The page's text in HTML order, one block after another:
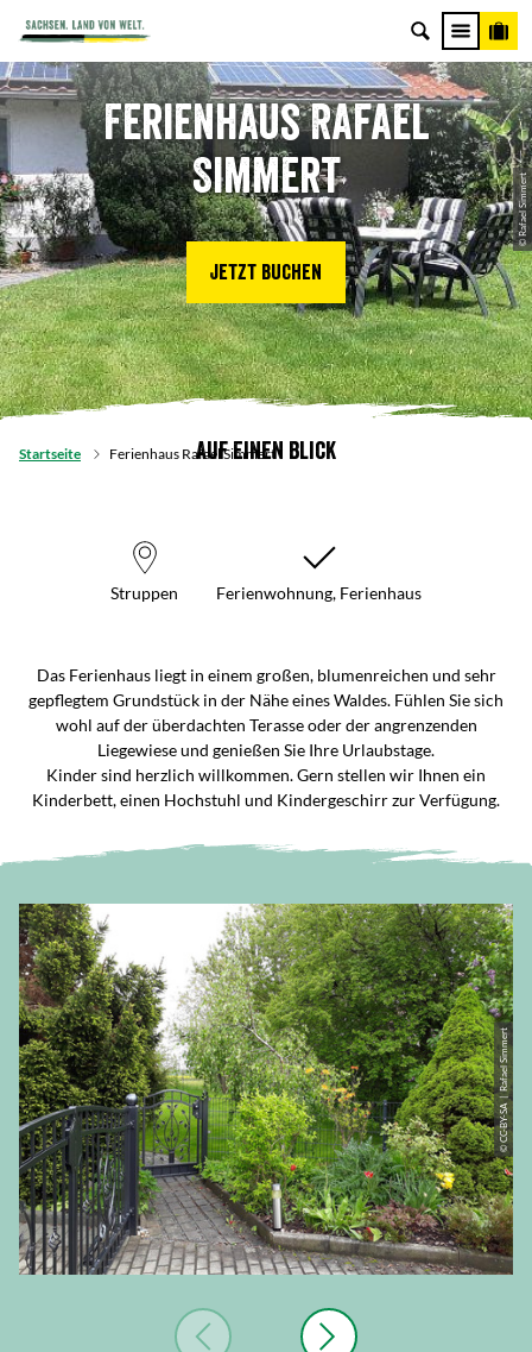
© Rafael Simmert
Ferienhaus Rafael
Simmert
Jetzt buchen
Startseite Ferienhaus Rafael Simmert
Auf einen Blick
Struppen Ferienwohnung, Ferienhaus
Das Ferienhaus liegt in einem großen, blumenreichen und sehr
gepflegtem Grundstück in der Nähe eines Waldes. Fühlen Sie sich
wohl auf der überdachten Terasse oder der angrenzenden
Liegewiese und genießen Sie Ihre Urlaubstage.
Kinder sind herzlich willkommen. Gern stellen wir Ihnen ein
Kinderbett, einen Hochstuhl und Kindergeschirr zur Verfügung.
© CC-BY-SA | Rafael Simmert